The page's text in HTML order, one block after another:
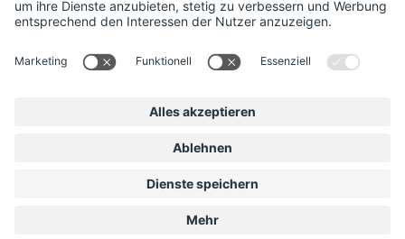
KARRIERE BEI DER SUCHMEISTEREI